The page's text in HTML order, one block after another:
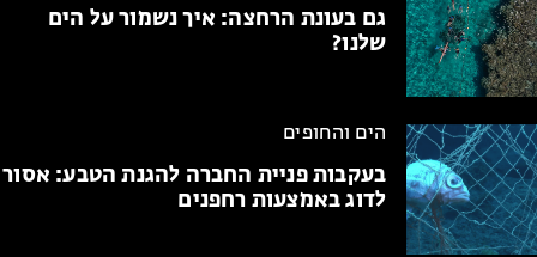
גם בעונת הרחצה: איך נשמור על הים
שלנו?
הים והחופים
בעקבות פניית החברה להגנת הטבע: אסור
לדוג באמצעות רחפנים